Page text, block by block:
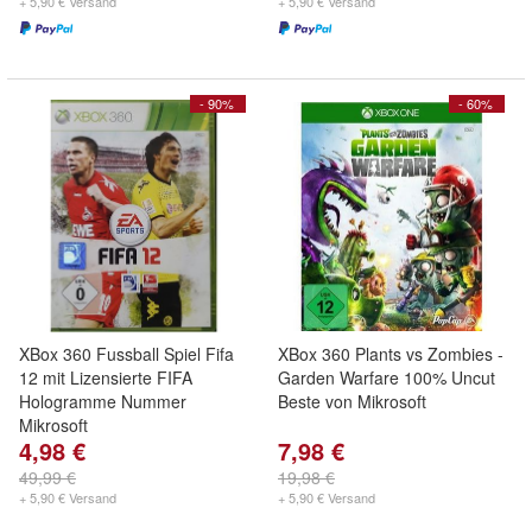
- 90%
XBox 360 Fussball Spiel Fifa
12 mit Lizensierte FIFA
Hologramme Nummer
Mikrosoft
4,98 €
49,99 €
+ 5,90 € Versand
- 60%
XBox 360 Plants vs Zombies -
Garden Warfare 100% Uncut
Beste von Mikrosoft
7,98 €
19,98 €
+ 5,90 € Versand